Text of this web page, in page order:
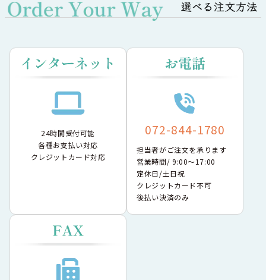
24時間受付可能
各種お支払い対応
クレジットカード対応
072-844-1780
担当者がご注文を承ります
営業時間/ 9:00〜17:00
定休日/土日祝
クレジットカード不可
後払い決済のみ